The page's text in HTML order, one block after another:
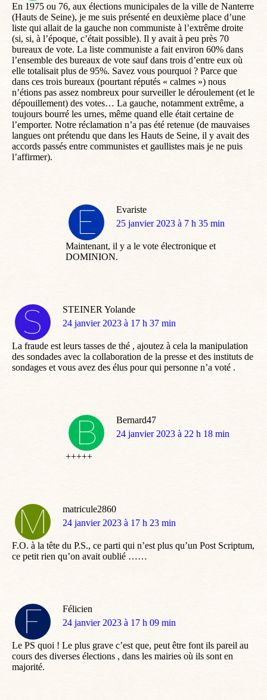
En 1975 ou 76, aux élections municipales de la ville de Nanterre
(Hauts de Seine), je me suis présenté en deuxième place d’une
liste qui allait de la gauche non communiste à l’extrême droite
(si, si, à l’époque, c’était possible). Il y avait à peu près 70
bureaux de vote. La liste communiste a fait environ 60% dans
l’ensemble des bureaux de vote sauf dans trois d’entre eux où
elle totalisait plus de 95%. Savez vous pourquoi ? Parce que
dans ces trois bureaux (pourtant réputés « calmes ») nous
n’étions pas assez nombreux pour surveiller le déroulement (et le
dépouillement) des votes… La gauche, notamment extrême, a
toujours bourré les urnes, même quand elle était certaine de
l’emporter. Notre réclamation n’a pas été retenue (de mauvaises
langues ont prétendu que dans les Hauts de Seine, il y avait des
accords passés entre communistes et gaullistes mais je ne puis
l’affirmer).
Evariste
dit
25 janvier 2023 à 7 h 35 min
Maintenant, il y a le vote électronique et
DOMINION.
STEINER Yolande
dit
24 janvier 2023 à 17 h 37 min
La fraude est leurs tasses de thé , ajoutez à cela la manipulation
des sondades avec la collaboration de la presse et des instituts de
sondages et vous avez des élus pour qui personne n’a voté .
Bernard47
dit
24 janvier 2023 à 22 h 18 min
+++++
matricule2860
dit
24 janvier 2023 à 17 h 23 min
F.O. à la tête du P.S., ce parti qui n’est plus qu’un Post Scriptum,
ce petit rien qu’on avait oublié ……
Félicien
dit
24 janvier 2023 à 17 h 09 min
Le PS quoi ! Le plus grave c’est que, peut être font ils pareil au
cours des diverses élections , dans les mairies où ils sont en
majorité.